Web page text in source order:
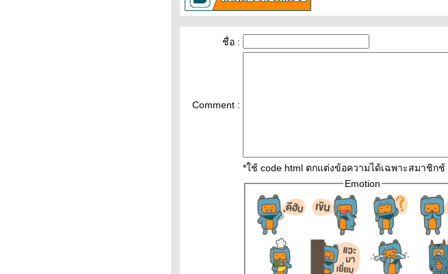
ชื่อ :
Comment :
*ใช้ code html ตกแต่งข้อความได้เฉพาะสมาชิก
Emotion